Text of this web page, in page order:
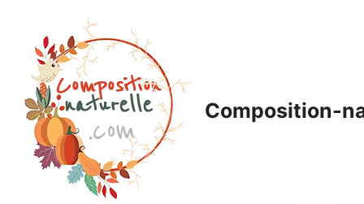
contenu
Composition-